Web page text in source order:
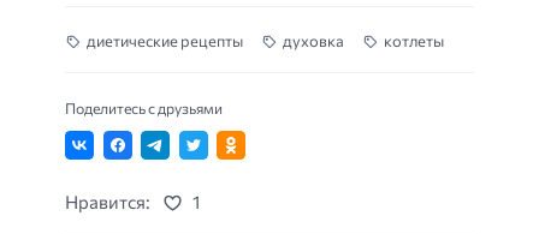
диетические рецепты духовка котлеты
Поделитесь с друзьями
Нравится: 1